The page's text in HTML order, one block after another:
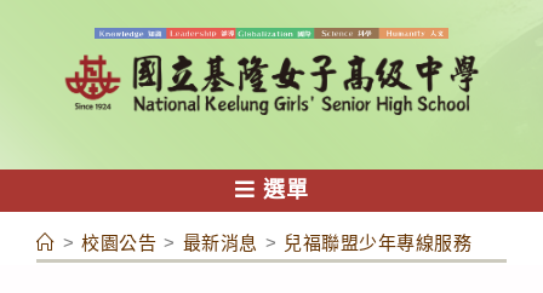
容
選單
> 校園公告 > 最新消息 > 兒福聯盟少年專線服務